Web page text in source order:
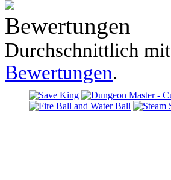
Bewertungen
Durchschnittlich mit
Bewertungen.